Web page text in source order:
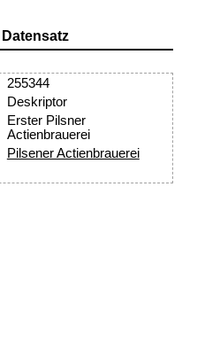
255344
Deskriptor
Erster Pilsner
Actienbrauerei
Pilsener Actienbrauerei